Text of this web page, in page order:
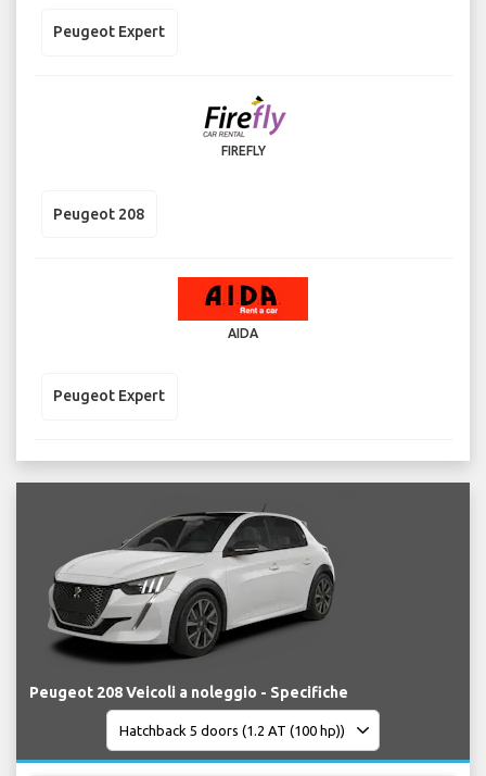
Peugeot Expert
FIREFLY
Peugeot 208
AIDA
Peugeot Expert
Peugeot 208 Veicoli a noleggio - Specifiche